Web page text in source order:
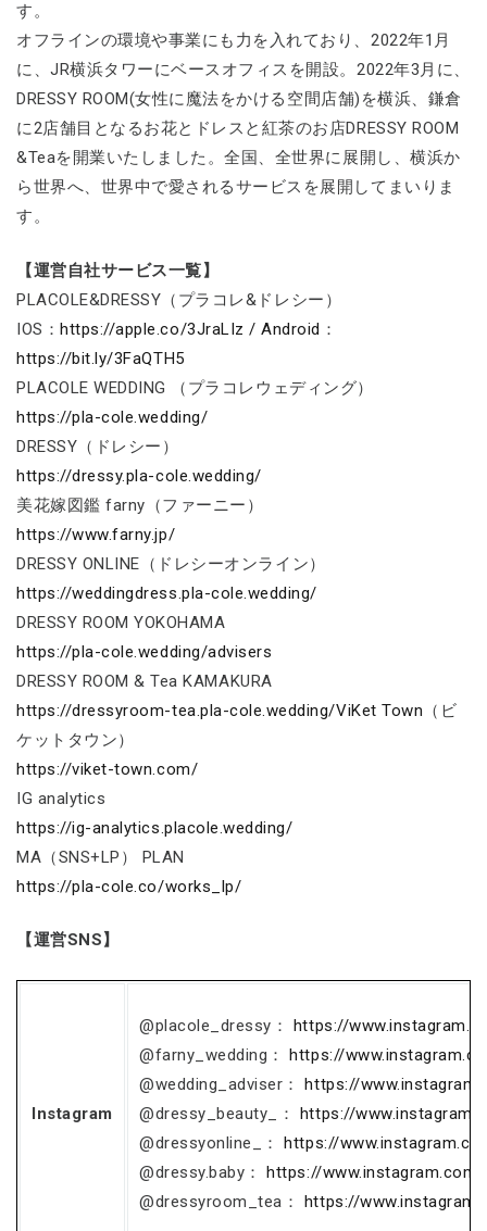
す。
オフラインの環境や事業にも力を入れており、2022年1月
に、JR横浜タワーにベースオフィスを開設。2022年3月に、
DRESSY ROOM(女性に魔法をかける空間店舗)を横浜、鎌倉
に2店舗目となるお花とドレスと紅茶のお店DRESSY ROOM
&Teaを開業いたしました。全国、全世界に展開し、横浜か
ら世界へ、世界中で愛されるサービスを展開してまいりま
す。
【運営自社サービス一覧】
PLACOLE&DRESSY（プラコレ&ドレシー）
IOS：https://apple.co/3JraLIz / Android ：
https://bit.ly/3FaQTH5
PLACOLE WEDDING （プラコレウェディング）
https://pla-cole.wedding/
DRESSY（ドレシー）
https://dressy.pla-cole.wedding/
美花嫁図鑑 farny（ファーニー）
https://www.farny.jp/
DRESSY ONLINE（ドレシーオンライン）
https://weddingdress.pla-cole.wedding/
DRESSY ROOM YOKOHAMA
https://pla-cole.wedding/advisers
DRESSY ROOM & Tea KAMAKURA
https://dressyroom-tea.pla-cole.wedding/ViKet Town （ビ
ケットタウン）
https://viket-town.com/
IG analytics
https://ig-analytics.placole.wedding/
MA（SNS+LP） PLAN
https://pla-cole.co/works_lp/
【運営SNS】
Instagram
@placole_dressy： https://
@farny_wedding：https://
@wedding_adviser：https://
@dressy_beauty_： https://
@dressyonline_：https://
@dressy.baby：https://
@dressyroom_tea： https://